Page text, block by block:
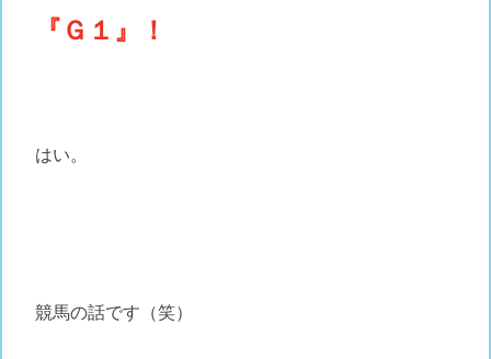
『Ｇ１』！
はい。
競馬の話です（笑）